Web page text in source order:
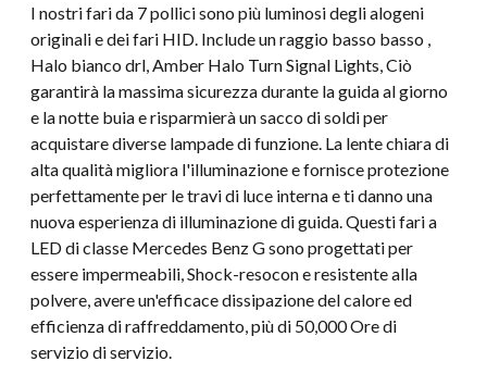
E-
Mark
DEDED
ha
provato
i
fari
quantità
I nostri fari da 7 pollici sono più luminosi degli alogeni
originali e dei fari HID. Include un raggio basso basso ,
Halo bianco drl, Amber Halo Turn Signal Lights, Ciò
garantirà la massima sicurezza durante la guida al giorno
e la notte buia e risparmierà un sacco di soldi per
acquistare diverse lampade di funzione. La lente chiara di
alta qualità migliora l'illuminazione e fornisce protezione
perfettamente per le travi di luce interna e ti danno una
nuova esperienza di illuminazione di guida. Questi fari a
LED di classe Mercedes Benz G sono progettati per
essere impermeabili, Shock-resocon e resistente alla
polvere, avere un'efficace dissipazione del calore ed
efficienza di raffreddamento, più di 50,000 Ore di
servizio di servizio.